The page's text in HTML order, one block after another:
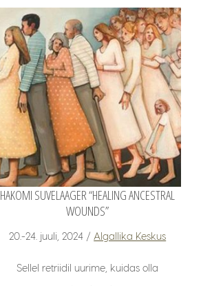
HAKOMI SUVELAAGER “HEALING ANCESTRAL
WOUNDS”
20.-24. juuli, 2024 / Algallika Keskus
Sellel retriidil uurime, kuidas olla